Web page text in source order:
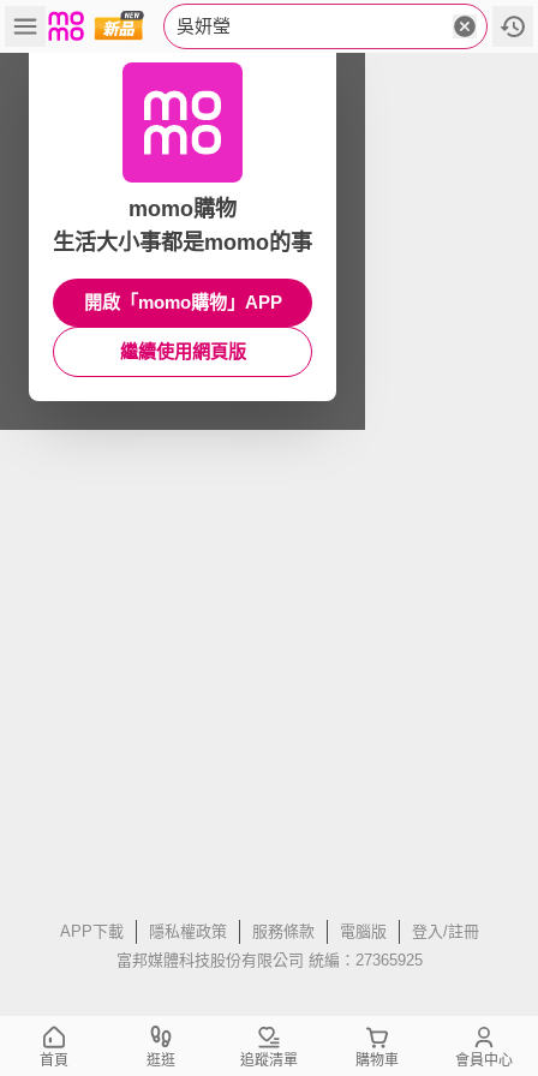
吳妍瑩
APP下載 隱私權政策 服務條款 電腦版
登入/註冊
富邦媒體科技股份有限公司 統編：27365925
momo購物
生活大小事都是momo的事
開啟「momo購物」APP
繼續使用網頁版
首頁 逛逛 追蹤清單 購物車 會員中心